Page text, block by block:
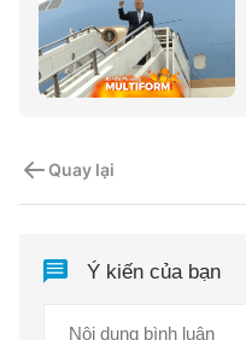
Quay lại
Ý kiến của bạn